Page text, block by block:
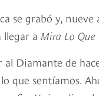
se grabó y,
llegar a Mira Lo
al Diamante de
que sentíamos.